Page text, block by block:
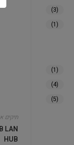
(3)
(1)
(1)
(4)
(5)
תיקים
LAN
HUB